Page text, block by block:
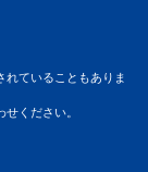
れていることもありま
ください。